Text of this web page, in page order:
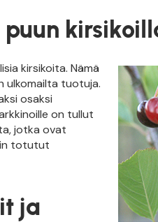
kirsikoita. Nämä
ulkomailta tuotuja.
osaksi
on tullut
jotka ovat
totutut
ja